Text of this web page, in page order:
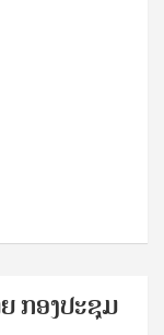
ກອງ​ປະ​ຊຸມ​